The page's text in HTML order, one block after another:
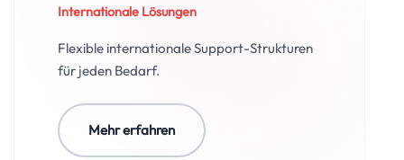
Internationale Lösungen
Flexible internationale Support-Strukturen
für jeden Bedarf.
Mehr erfahren